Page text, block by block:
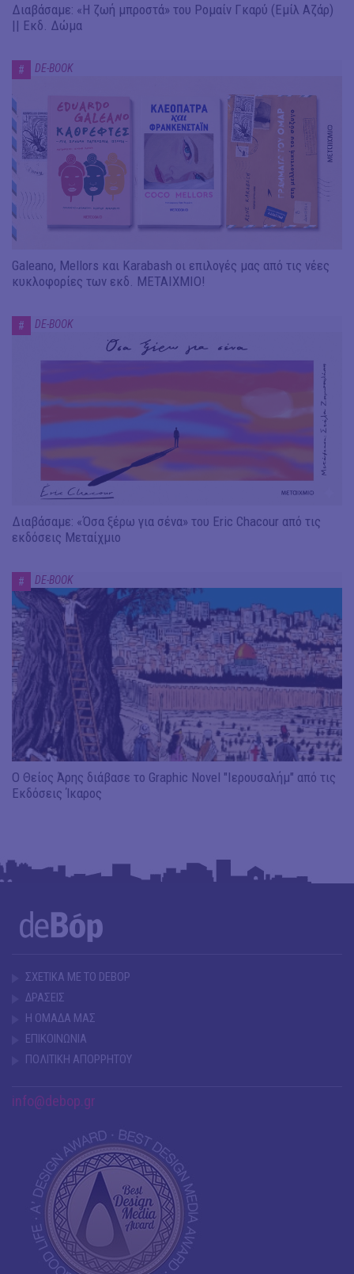
Διαβάσαμε: «Η ζωή μπροστά» του Ρομαίν Γκαρύ (Εμίλ Αζάρ)
|| Εκδ. Δώμα
# DE-BOOK
Galeano, Mellors και Karabash οι επιλογές μας από τις νέες
κυκλοφορίες των εκδ. ΜΕΤΑΙΧΜΙΟ!
# DE-BOOK
Διαβάσαμε: «Όσα ξέρω για σένα» του Eric Chacour από τις
εκδόσεις Μεταίχμιο
# DE-BOOK
Ο Θείος Άρης διάβασε το Graphic Novel "Ιερουσαλήμ" από τις
Εκδόσεις Ίκαρος
ΣΧΕΤΙΚΑ ΜΕ ΤΟ DEBOP
ΔΡΑΣΕΙΣ
Η ΟΜΑΔΑ ΜΑΣ
ΕΠΙΚΟΙΝΩΝΙΑ
ΠΟΛΙΤΙΚΗ ΑΠΟΡΡΗΤΟΥ
info@debop.gr